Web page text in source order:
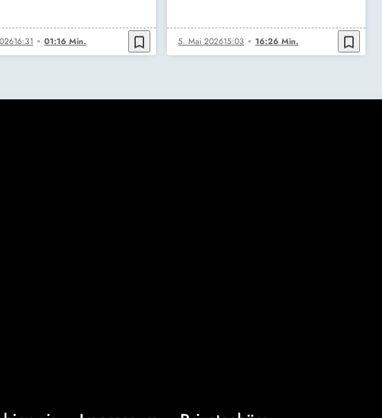
16:31 01:16 Min. bookmark_border 5. Mai 202615:03 16:26 Min. bookmark_border